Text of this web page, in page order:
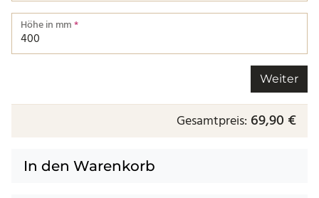
Breite von einer Kante bis zur nächsten.
Höhe in mm*
Weiter
Gesamtpreis: 69,90 €
In den Warenkorb